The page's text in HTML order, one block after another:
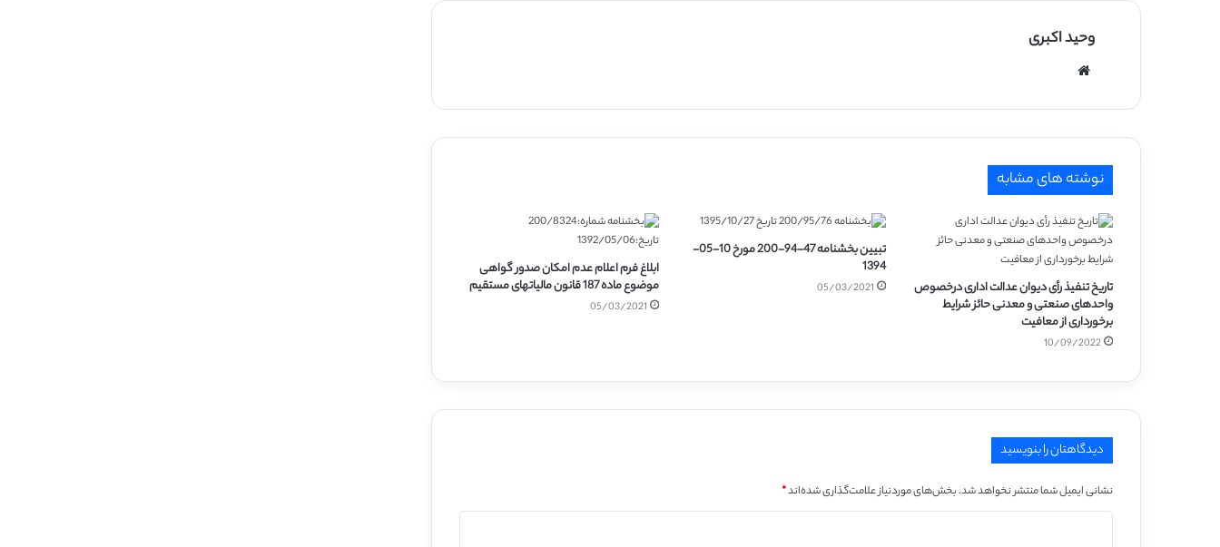
وحید اکبری
نوشته های مشابه
تاریخ تنفیذ رأی دیوان عدالت اداری درخصوص
واحدهای صنعتی و معدنی حائز شرایط
برخورداری از معافیت
10/09/2022
تبیین بخشنامه 47-94-200 مورخ 10-05-
1394
05/03/2021
ابلاغ فرم اعلام عدم امکان صدور گواهی
موضوع ماده 187 قانون مالیاتهای مستقیم
05/03/2021
دیدگاهتان را بنویسید
نشانی ایمیل شما منتشر نخواهد شد.بخش‌های موردنیاز علامت‌گذاری شده‌اند*